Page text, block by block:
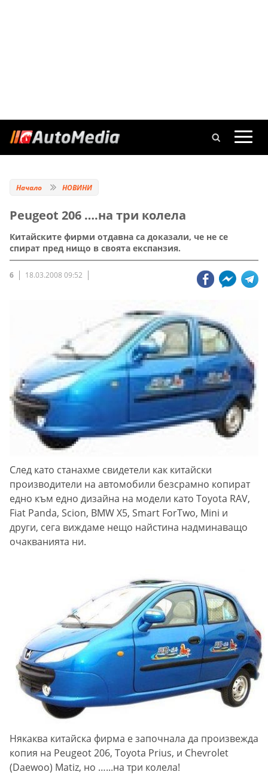
Начало НОВИНИ
Peugeot 206 ….на три колела
Китайските фирми отдавна са доказали, че не се
спират пред нищо в своята експанзия.
6 18.03.2008 09:52
След като станахме свидетели как китайски
производители на автомобили безсрамно копират
едно към едно дизайна на модели като Toyota RAV,
Fiat Panda, Scion, BMW X5, Smart ForTwo, Mini и
други, сега виждаме нещо найстина надминаващо
очакванията ни.
Някаква китайска фирма е започнала да произвежда
копия на Peugeot 206, Toyota Prius, и Chevrolet
(Daewoo) Matiz, но …...на три колела!